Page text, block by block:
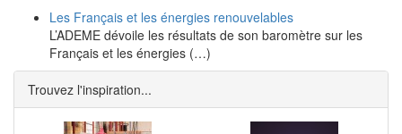
Les Français et les énergies renouvelables
L’ADEME dévoile les résultats de son baromètre sur les
Français et les énergies (…)
Trouvez l'inspiration...